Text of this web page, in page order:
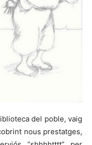
del poble, vaig
nous prestatges,